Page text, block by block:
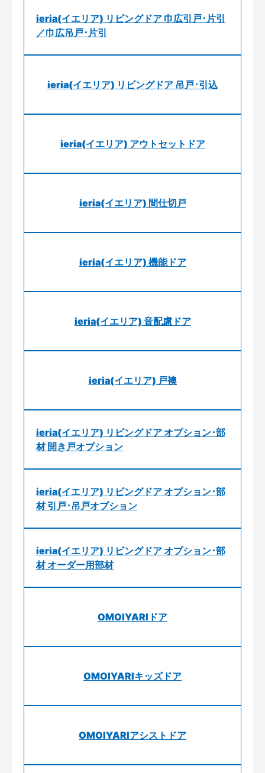
ieria(イエリア) リビングドア 巾広引戸･片引
／巾広吊戸･片引
ieria(イエリア) リビングドア 吊戸･引込
ieria(イエリア) アウトセットドア
ieria(イエリア) 間仕切戸
ieria(イエリア) 機能ドア
ieria(イエリア) 音配慮ドア
ieria(イエリア) 戸襖
ieria(イエリア) リビングドア オプション･部
材 開き戸オプション
ieria(イエリア) リビングドア オプション･部
材 引戸･吊戸オプション
ieria(イエリア) リビングドア オプション･部
材 オーダー用部材
OMOIYARIドア
OMOIYARIキッズドア
OMOIYARIアシストドア